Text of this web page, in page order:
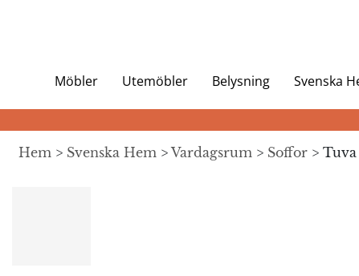
Möbler Utemöbler Belysning Svenska
Hem > Svenska Hem >Vardagsrum > Soffor >